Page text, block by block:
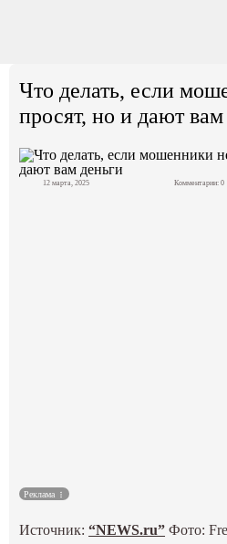
Что делать, если
просят, но и дают
12 марта, 2025 Комментарии: 0
Реклама
Источник:“NEWS.ru” Фото: